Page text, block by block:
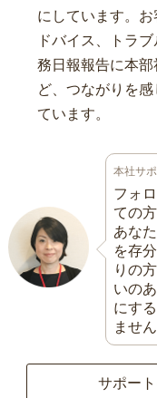
にしています。
ドバイス、トラ
務日報報告に本
ど、つながりを
ています。
本社サ
フォ
ての
あな
を存
りの
いの
にす
ませ
サポー